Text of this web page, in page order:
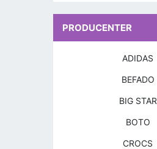
PRODUCENTER
ADIDAS
BEFADO
BIG STAR
BOTO
CROCS